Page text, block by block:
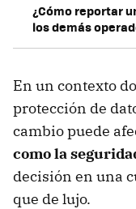
¿Cómo reportar
los demás
En un contexto
protección de
cambio puede
como la
decisión en una
que de lujo.